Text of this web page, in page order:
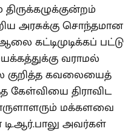
அரசுக்கு சொந்தமான
கட்டிமுடிக்கப் பட்டு
வராமல்
குறித்த கவலையைத்
கேள்வியை திராவிட
மக்களவை
டி.ஆர்.பாலு அவர்கள்